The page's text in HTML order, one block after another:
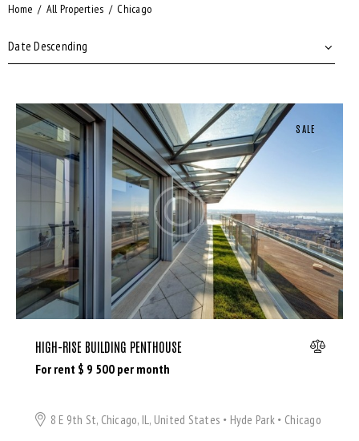
Bedrooms
Bathrooms
Home All Properties Chicago
SALE
HIGH-RISE BUILDING PENTHOUSE
For rent $ 9 500 per month
8 E 9th St, Chicago, IL, United States Hyde Park
Chicago